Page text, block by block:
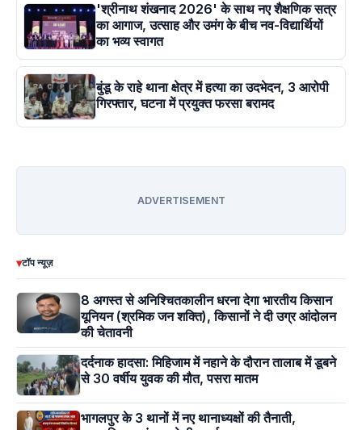
'श्रीनाथ शंखनाद 2026' के साथ नए शैक्षणिक सत्र
का आगाज, उत्साह और उमंग के बीच नव-विद्यार्थियों
का भव्य स्वागत
बुंडू के राहे थाना क्षेत्र में हत्या का उदभेदन, 3 आरोपी
गिरफ्तार, घटना में प्रयुक्त फरसा बरामद
ADVERTISEMENT
▾टॉप न्यूज़
8 अगस्त से अनिश्चितकालीन धरना देगा भारतीय किसान
यूनियन (श्रमिक जन शक्ति), किसानों ने दी उग्र आंदोलन
की चेतावनी
दर्दनाक हादसा: मिहिजाम में नहाने के दौरान तालाब में डूबने
से 30 वर्षीय युवक की मौत, पसरा मातम
भागलपुर के 3 थानों में नए थानाध्यक्षों की तैनाती,